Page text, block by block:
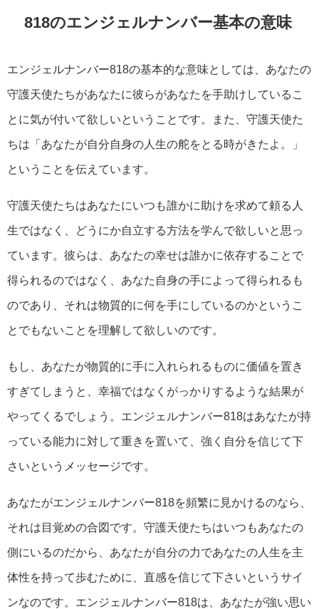
818のエンジェルナンバー基本の意味
エンジェルナンバー818の基本的な意味としては、あなたの
守護天使たちがあなたに彼らがあなたを手助けしているこ
とに気が付いて欲しいということです。また、守護天使た
ちは「あなたが自分自身の人生の舵をとる時がきたよ。」
ということを伝えています。
守護天使たちはあなたにいつも誰かに助けを求めて頼る人
生ではなく、どうにか自立する方法を学んで欲しいと思っ
ています。彼らは、あなたの幸せは誰かに依存することで
得られるのではなく、あなた自身の手によって得られるも
のであり、それは物質的に何を手にしているのかというこ
とでもないことを理解して欲しいのです。
もし、あなたが物質的に手に入れられるものに価値を置き
すぎてしまうと、幸福ではなくがっかりするような結果が
やってくるでしょう。エンジェルナンバー818はあなたが持
っている能力に対して重きを置いて、強く自分を信じて下
さいというメッセージです。
あなたがエンジェルナンバー818を頻繁に見かけるのなら、
それは目覚めの合図です。守護天使たちはいつもあなたの
側にいるのだから、あなたが自分の力であなたの人生を主
体性を持って歩むために、直感を信じて下さいというサイ
ンなのです。エンジェルナンバー818は、あなたが強い思い